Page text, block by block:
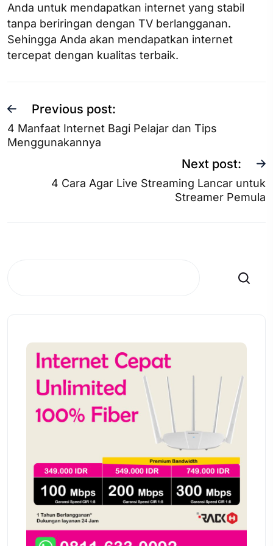
Anda untuk mendapatkan internet yang stabil
tanpa beriringan dengan TV berlangganan.
Sehingga Anda akan mendapatkan internet
tercepat dengan kualitas terbaik.
Previous post:
4 Manfaat Internet Bagi Pelajar dan Tips
Menggunakannya
Next post:
4 Cara Agar Live Streaming Lancar untuk
Streamer Pemula
Search